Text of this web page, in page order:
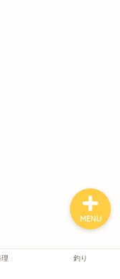
理 釣り
MENU